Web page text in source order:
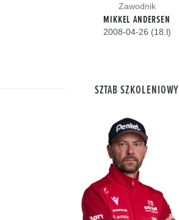
Zawodnik
MIKKEL ANDERSEN
2008-04-26 (18.l)
SZTAB SZKOLENIOWY